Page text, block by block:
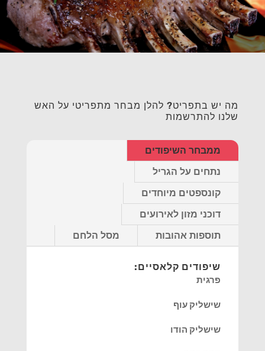
מה יש בתפריט? להלן מבחר מתפריטי על האש
שלנו להתרשמות
ממבחר השיפודים
נתחים על הגריל
קונספטים מיוחדים
דוכני מזון לאירועים
תוספות אהובות
מסל הלחם
שיפודים קלאסיים:
פרגית
שישליק עוף
שישליק הודו